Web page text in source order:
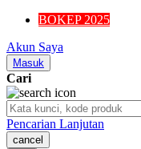
Oh Ma Grain
BOKEP 2025
Akun Saya
Masuk
Cari
Pencarian Lanjutan
cancel